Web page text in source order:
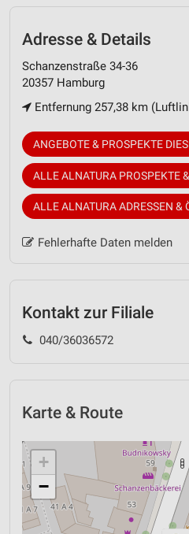
Adresse & Details
Schanzenstraße 34-36
20357 Hamburg
Entfernung 257,38 km
ANGEBOTE & PROSPEKTE
ALLE ALNATURA PROSPEKTE
ALLE ALNATURA ADRESSEN &
Fehlerhafte Daten melden
Kontakt zur Filiale
040/36036572
Karte & Route
+
−